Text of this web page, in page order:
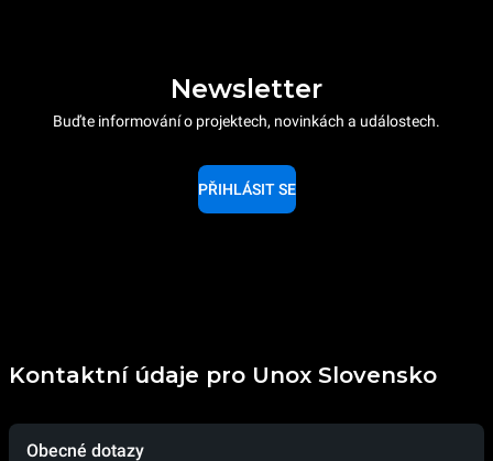
Newsletter
Buďte informování o projektech, novinkách a událostech.
PŘIHLÁSIT SE
Kontaktní údaje pro Unox Slovensko
Obecné dotazy